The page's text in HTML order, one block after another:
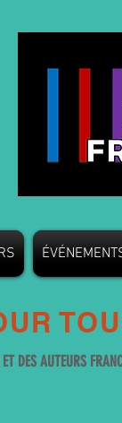
DES AUTEURS